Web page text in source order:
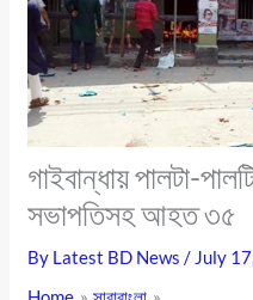
গাইবান্ধায় পালটা-
সভাপতিসহ আহত ৩৫
By Latest BD News/ July